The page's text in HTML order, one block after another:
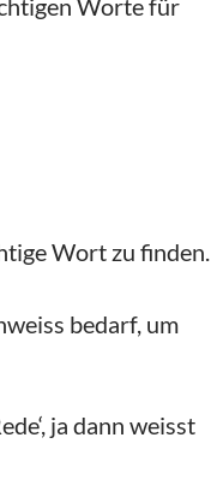
Worte für
Wort zu finden.
bedarf, um
ja dann weisst